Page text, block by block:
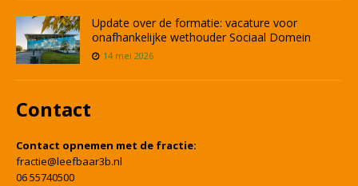
Update over de formatie: vacature voor
onafhankelijke wethouder Sociaal Domein
14 mei 2026
Contact
Contact opnemen met de fractie:
fractie@leefbaar3b.nl
06 55740500